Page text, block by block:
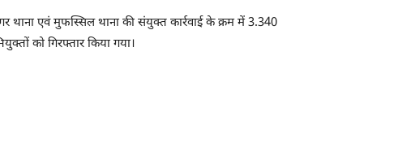
एवं मुफस्सिल थाना की संयुक्त कार्रवाई के क्रम में 3.340
को गिरफ्तार किया गया।